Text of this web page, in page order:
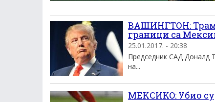
ВАШИНГТОН:
граници са
25.01.2017. - 20:38
Председник САД Доналд
на...
MEKСИKO: Убио